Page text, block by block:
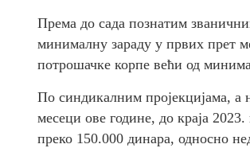
Према до сада познатим
минималну зараду у првих прет
потрошачке корпе већи од
По синдикалним пројекцијама, а
месеци ове године, до краја
преко 150.000 динара, односно